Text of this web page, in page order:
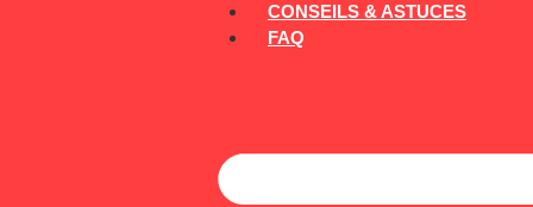
CONSEILS & ASTUCES
FAQ